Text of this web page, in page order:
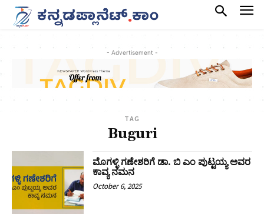
- Advertisement -
TAG
Buguri
ಮೊಗಳ್ಳಿ ಗಣೇಶರಿಗೆ ಡಾ. ಬಿ ಎಂ ಪುಟ್ಟಯ್ಯ ಅವರ
ಕಾವ್ಯ ನಮನ
October 6, 2025